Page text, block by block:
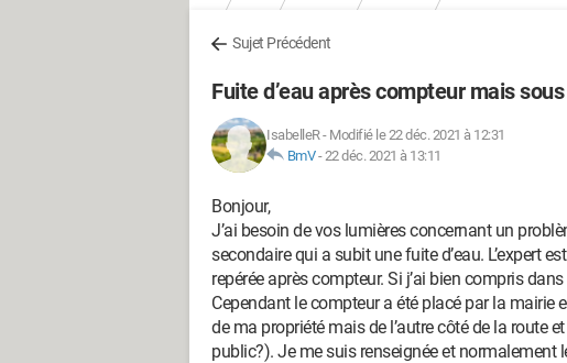
Sujet Précédent
Fuite d’eau après compteur mais
IsabelleR- Modifié le 22 déc. 2021 à 12:31
BmV-22 déc. 2021 à 13:11
Bonjour,
J’ai besoin de vos lumières concernant un
secondaire qui a subit une fuite d’eau. L’expert
repérée après compteur. Si j’ai bien compris
Cependant le compteur a été placé par la mairie
de ma propriété mais de l’autre côté de la route
public?). Je me suis renseignée et normalement